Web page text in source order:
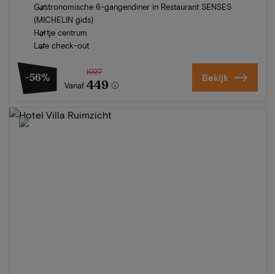
Gastronomische 6-gangendiner in Restaurant SENSES
(MICHELIN gids)
Hartje centrum
Late check-out
-56%
Vanaf
1027
449 Bekijk